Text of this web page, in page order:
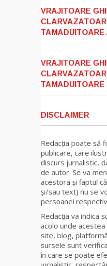
VRAJITOARE
TAMADUITOARE
VRAJITOARE
TAMADUITOARE
DISCLAIMER
Redacția poate să
publicare, care
discurs jurnalistic,
de autor. Se va
acestora și faptul
și/sau text) nu se
persoanei
Redacția va indica
acolo unde
site, blog,
sursele sunt
în care se poate